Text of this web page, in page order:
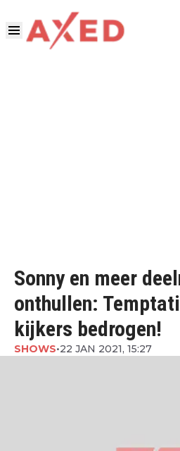
Sonny en meer
onthullen:
kijkers bedrogen!
SHOWS•22 JAN 2021, 15:27